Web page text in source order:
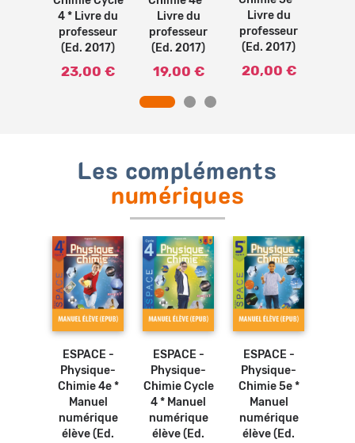
4 * Livre du
professeur
(Ed. 2017)
23,00 €
Livre du
professeur
(Ed. 2017)
19,00 €
Livre du
professeur
(Ed. 2017)
20,00 €
Les compléments
numériques
ESPACE -
Physique-
Chimie 4e *
Manuel
numérique
élève (Ed.
ESPACE -
Physique-
Chimie Cycle
4 * Manuel
numérique
élève (Ed.
ESPACE -
Physique-
Chimie 5e *
Manuel
numérique
élève (Ed.